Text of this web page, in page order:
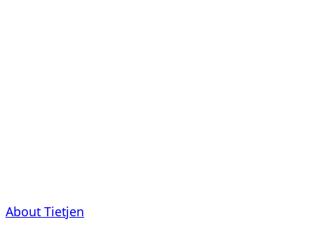
About Tietjen